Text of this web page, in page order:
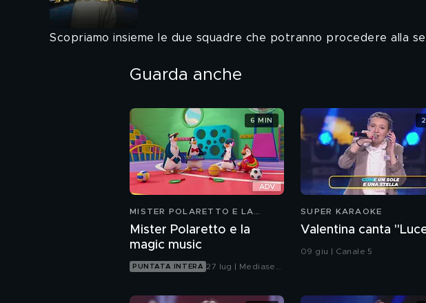
Scopriamo insieme le due squadre che potranno procedere alla
Guarda anche
MISTER POLARETTO E LA
Mister Polaretto e la
magic music
PUNTATA INTERA 27 lug | Mediaset
6 MIN
SUPER KARAOKE
Valentina canta
09 giu | Canale 5